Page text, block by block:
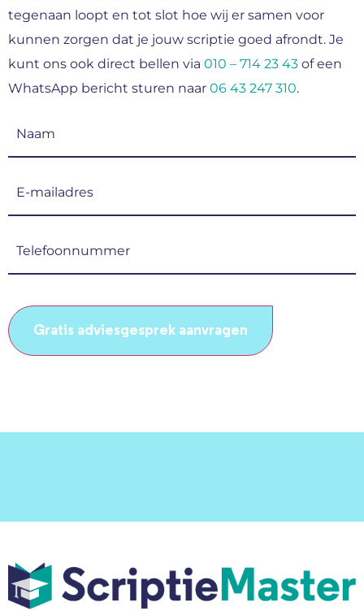
tegenaan loopt en tot slot hoe wij er samen voor
kunnen zorgen dat je jouw scriptie goed afrondt. Je
kunt ons ook direct bellen via 010 – 714 23 43 of een
WhatsApp bericht sturen naar 06 43 247 310.